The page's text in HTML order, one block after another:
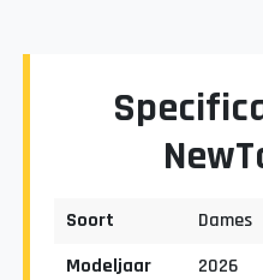
Soort
Dames
Modeljaar
2026